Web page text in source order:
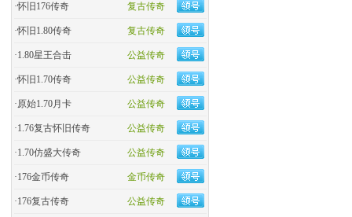
复古传奇
·怀旧176传奇
复古传奇
·怀旧1.80传奇
公益传奇
·1.80星王合击
公益传奇
·怀旧1.70传奇
公益传奇
·原始1.70月卡
公益传奇
·1.76复古怀旧传奇
公益传奇
·1.70仿盛大传奇
金币传奇
·176金币传奇
公益传奇
·176复古传奇